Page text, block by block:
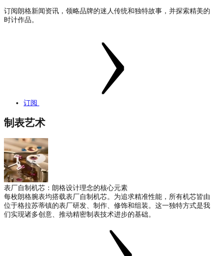
订阅朗格新闻资讯，领略品牌的迷人传统和独特故事，并探索精美的
时计作品。
订阅
制表艺术
表厂自制机芯：朗格设计理念的核心元素
每枚朗格腕表均搭载表厂自制机芯。为追求精准性能，所有机芯皆由
位于格拉苏蒂镇的表厂研发、制作、修饰和组装。这一独特方式是我
们实现诸多创意、推动精密制表技术进步的基础。